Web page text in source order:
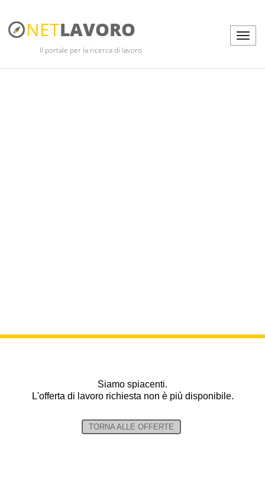
NETLAVORO
Il portale per la ricerca di lavoro
Siamo spiacenti.
L'offerta di lavoro richiesta non è più disponibile.
TORNA ALLE OFFERTE